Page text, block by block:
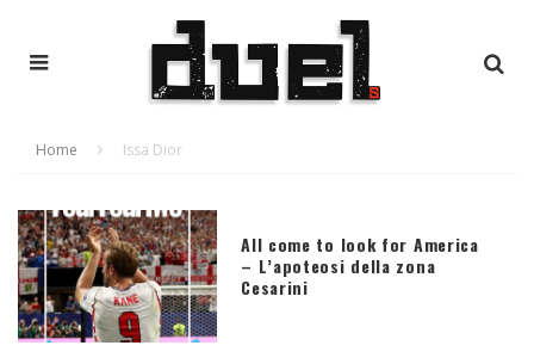
Home Issa Dior
All come to look for America
– L’apoteosi della zona
Cesarini